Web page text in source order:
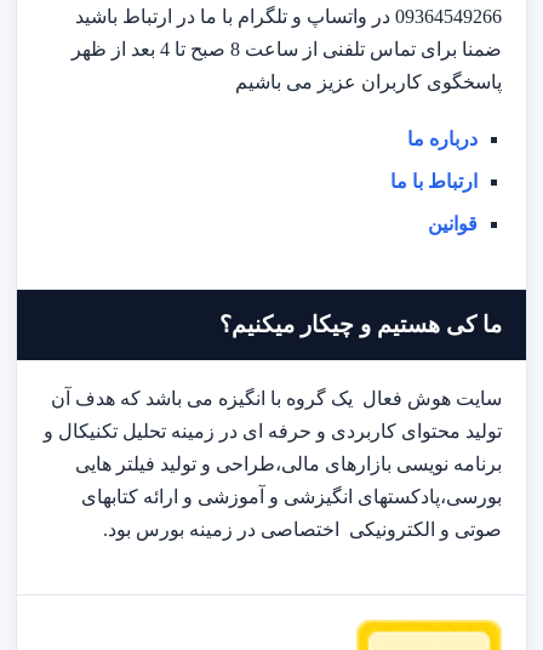
09364549266 در واتساپ و تلگرام با ما در ارتباط باشید
ضمنا برای تماس تلفنی از ساعت 8 صبح تا 4 بعد از ظهر
پاسخگوی کاربران عزیز می باشیم
درباره ما
ارتباط با ما
قوانین
ما کی هستیم و چیکار میکنیم؟
سایت هوش فعال یک گروه با انگیزه می باشد که هدف آن
تولید محتوای کاربردی و حرفه ای در زمینه تحلیل تکنیکال و
برنامه نویسی بازارهای مالی،طراحی و تولید فیلتر هایی
بورسی،پادکستهای انگیزشی و آموزشی و ارائه کتابهای
صوتی و الکترونیکی اختصاصی در زمینه بورس بود.